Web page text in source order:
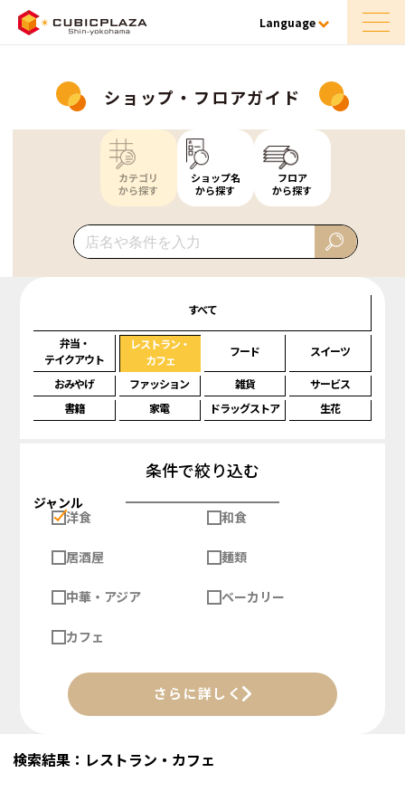
Language
ショップ・フロアガイド
カテゴリ
から探す
ショップ名
から探す
フロア
から探す
すべて
弁当・
テイクアウト
レストラン・
カフェ
フード スイーツ
おみやげ ファッション 雑貨
サービス
書籍
家電 ドラッグストア 生花
条件で絞り込む
ジャンル
洋食
和食
居酒屋 麺類
中華・アジア ベーカリー
カフェ
さらに詳しく
検索結果：レストラン・カフェ